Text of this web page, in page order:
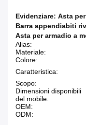
Evidenziare: Asta
Barra appendiabiti
Asta per armadio a
Alias:
Materiale:
Colore:
Caratteristica:
Scopo:
Dimensioni disponibili
del mobile:
OEM:
ODM: